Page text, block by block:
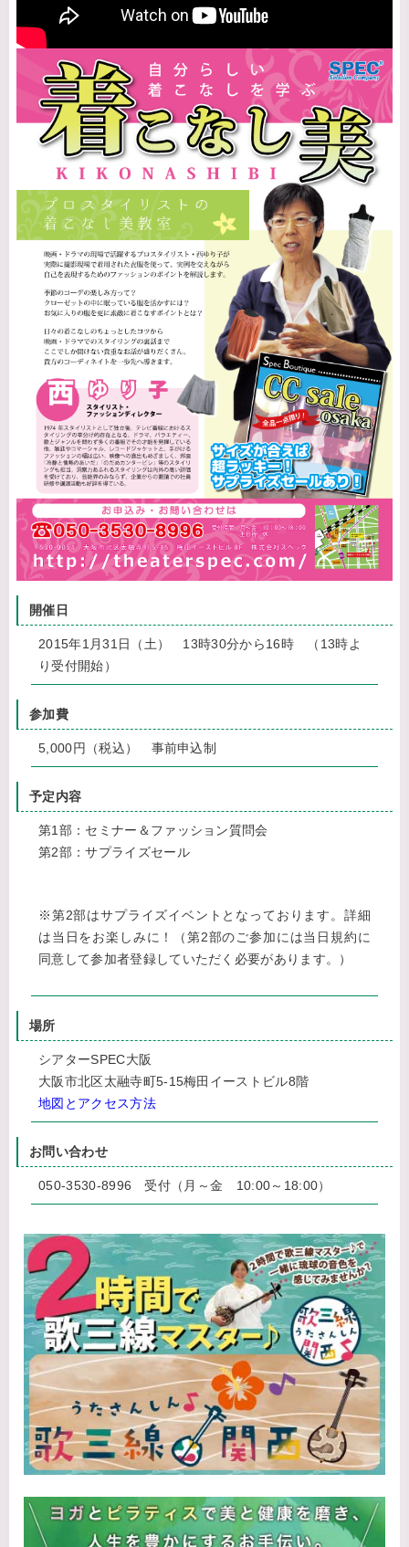
開催日
2015年1月31日（土） 13時30分から16時 （13時よ
り受付開始）
参加費
5,000円（税込） 事前申込制
予定内容
第1部：セミナー＆ファッション質問会
第2部：サプライズセール
※第2部はサプライズイベントとなっております。詳細
は当日をお楽しみに！（第2部のご参加には当日規約に
同意して参加者登録していただく必要があります。）
場所
シアターSPEC大阪
大阪市北区太融寺町5-15梅田イーストビル8階
地図とアクセス方法
お問い合わせ
050-3530-8996 受付（月～金 10:00～18:00）